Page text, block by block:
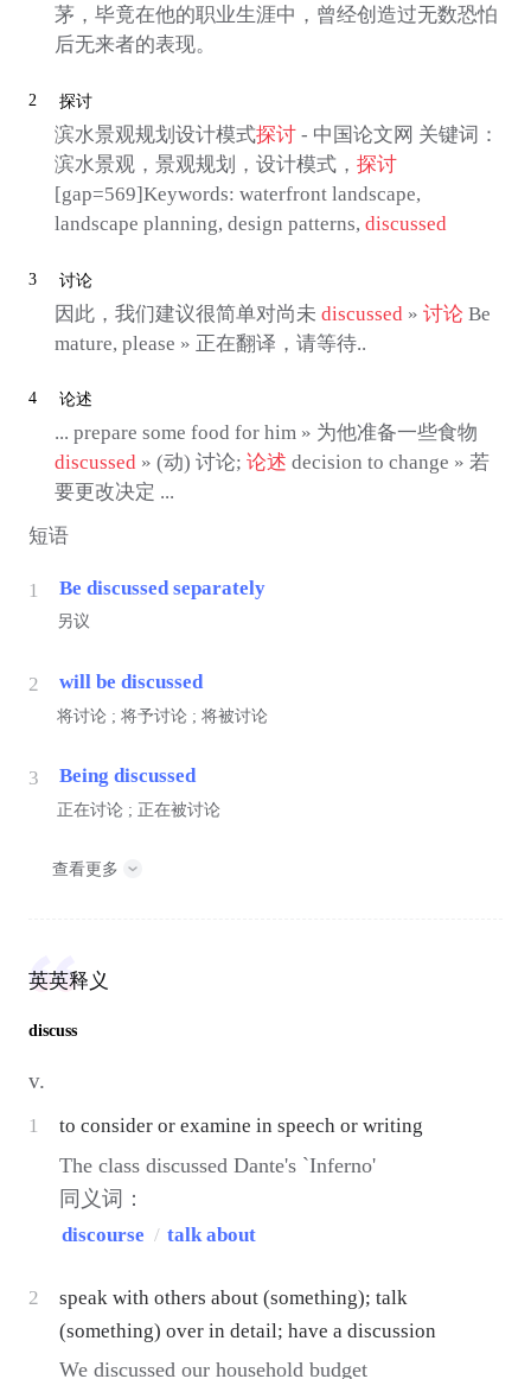
茅，毕竟在他的职业生涯中，曾经创造过无数恐怕
后无来者的表现。
2 探讨
滨水景观规划设计模式探讨- 中国论文网 关键词：
滨水景观，景观规划，设计模式， 探讨
[gap=569]Keywords: waterfront landscape,
landscape planning, design patterns, discussed
3 讨论
因此，我们建议很简单对尚未 discussed » 讨论 Be
mature, please » 正在翻译，请等待..
4 论述
... prepare some food for him » 为他准备一些食物
discussed» (动) 讨论; 论述 decision to change » 若
要更改决定 ...
短语
1 Be discussed separately
另议
2 will be discussed
将讨论 ; 将予讨论 ; 将被讨论
3 Being discussed
正在讨论 ; 正在被讨论
查看更多
英英释义
discuss
v.
1 to consider or examine in speech or writing
The class discussed Dante's `Inferno'
同义词：
discourse / talk about
2
speak with others about (something); talk
(something) over in detail; have a discussion
We discussed our household budget